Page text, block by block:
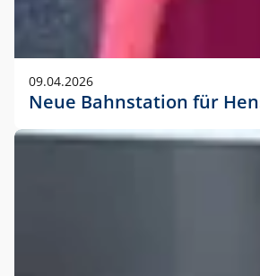
09.04.2026
Neue Bahnstation für